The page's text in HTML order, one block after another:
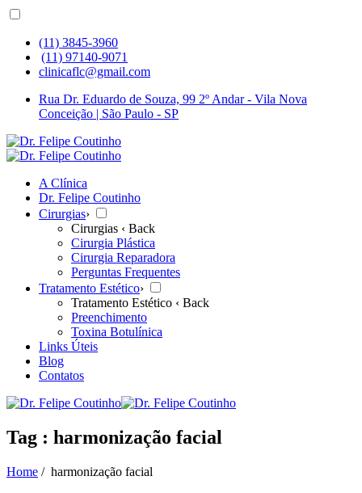
(11) 3845-3960
(11) 97140-9071
clinicaflc@gmail.com
Rua Dr. Eduardo de Souza, 99 2º Andar - Vila Nova
Conceição | São Paulo - SP
A Clínica
Dr. Felipe Coutinho
Cirurgias›
Cirurgias ‹ Back
Cirurgia Plástica
Cirurgia Reparadora
Perguntas Frequentes
Tratamento Estético›
Tratamento Estético ‹ Back
Preenchimento
Toxina Botulínica
Links Úteis
Blog
Contatos
Tag : harmonização facial
Home / harmonização facial